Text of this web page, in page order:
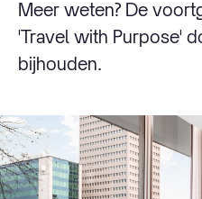
Meer weten? De
'Travel with Purpose'
bijhouden.